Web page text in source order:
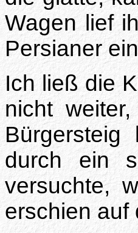
Wagen lief
Persianer
Ich ließ die
nicht
durch ein
versuchte,
erschien auf